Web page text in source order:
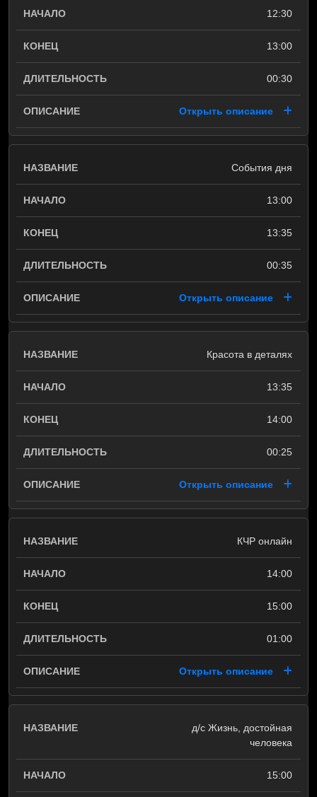
12:30
13:00
00:30
Открыть описание
События дня
13:00
13:35
00:35
Открыть описание
Красота в деталях
13:35
14:00
00:25
Открыть описание
КЧР онлайн
14:00
15:00
01:00
Открыть описание
д/с Жизнь, достойная
человека
15:00